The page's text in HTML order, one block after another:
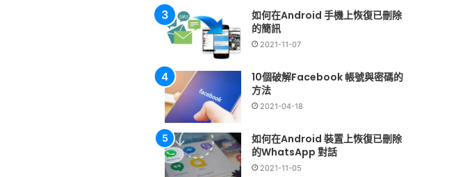
如何在Android 手機上恢復已刪除
的簡訊
2021-11-07
10個破解Facebook 帳號與密碼的
方法
2021-04-18
如何在Android 裝置上恢復已刪除
的WhatsApp 對話
2021-11-05